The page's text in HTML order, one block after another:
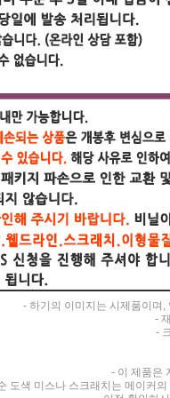
- 하기의 이미지는 시제품이며
-
-
- 이 제품은
도색 미스나 스크래치는 메이커